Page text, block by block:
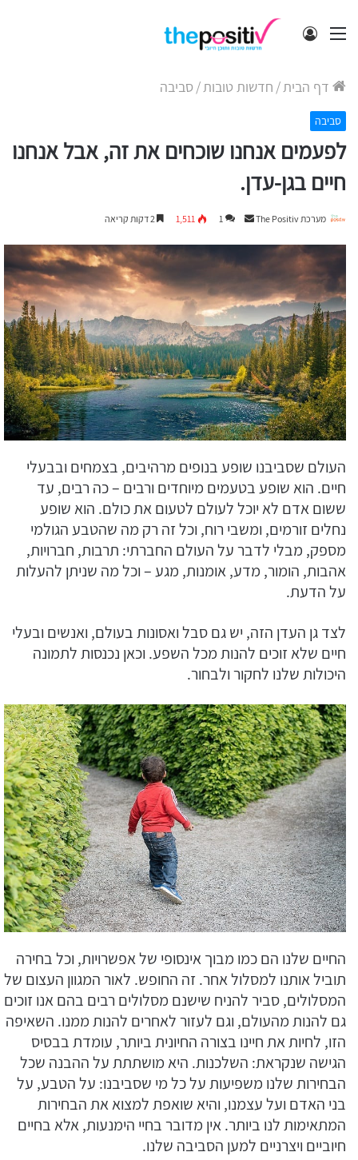
תפריט התחבר
דף הבית/ חדשות טובות/ סביבה
סביבה
לפעמים אנחנו שוכחים את זה, אבל אנחנו
חיים בגן-עדן.
מערכת The Positiv
Send
email
1
1,511
העולם שסביבנו שופע בנופים מרהיבים, בצמחים ובבעלי
חיים. הוא שופע בטעמים מיוחדים ורבים – כה רבים, עד
ששום אדם לא יוכל לעולם לטעום את כולם. הוא שופע
נחלים זורמים, ומשבי רוח, וכל זה רק מה שהטבע הגולמי
מספק, מבלי לדבר על העולם החברתי: תרבות, חברויות,
אהבות, הומור, מדע, אומנות, מגע – וכל מה שניתן להעלות
על הדעת.
לצד גן העדן הזה, יש גם סבל ואסונות בעולם, ואנשים ובעלי
חיים שלא זוכים להנות מכל השפע. וכאן נכנסות לתמונה
היכולות שלנו לחקור ולבחור.
החיים שלנו הם כמו מבוך אינסופי של אפשרויות, וכל בחירה
תוביל אותנו למסלול אחר. זה החופש. לאור המגוון העצום של
המסלולים, סביר להניח שישנם מסלולים רבים בהם אנו זוכים
גם להנות מהעולם, וגם לעזור לאחרים להנות ממנו. השאיפה
הזו, לחיות את חיינו בצורה החיונית ביותר, עומדת בבסיס
הגישה שנקראת: השלכנות. היא מושתתת על ההבנה שכל
הבחירות שלנו משפיעות על כל מי שסביבנו: על הטבע, על
בני האדם ועל עצמנו, והיא שואפת למצוא את הבחירות
המתאימות לנו ביותר. אין מדובר בחיי הימנעות, אלא בחיים
חיוביים ויצרניים למען הסביבה שלנו.